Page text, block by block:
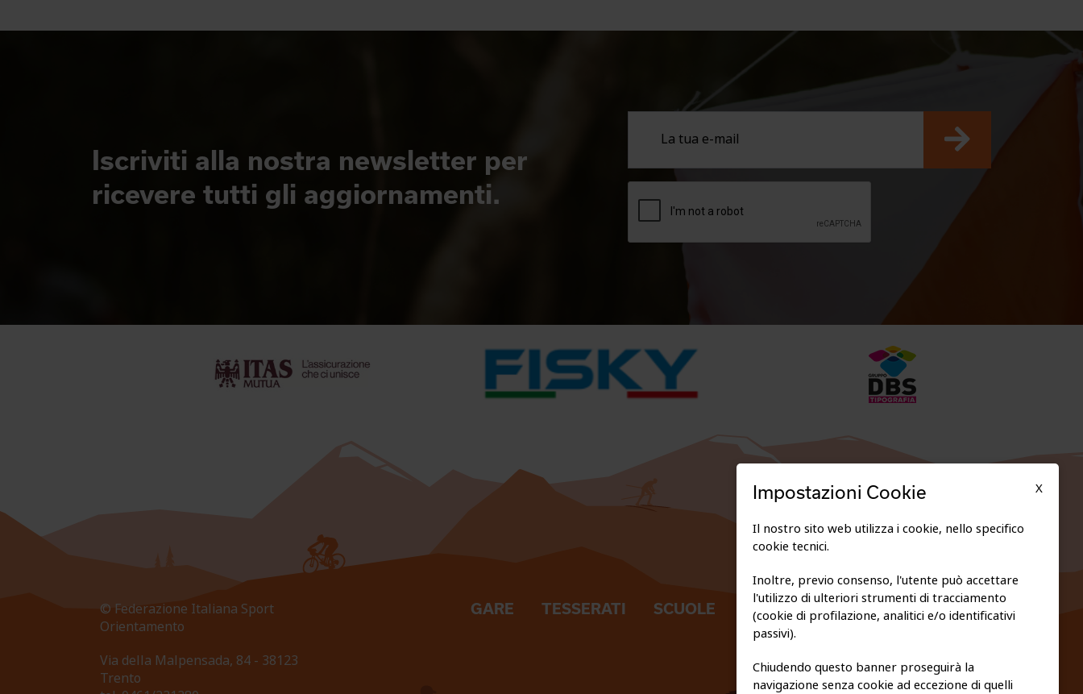
Iscriviti alla nostra newsletter per
ricevere tutti gli aggiornamenti.
© Federazione Italiana Sport
Orientamento
Via della Malpensada, 84 - 38123
Trento
GARE TESSERATI SCUOLE
FEDERAZIONE TRASPARENTE
PRIVACY E COOKIE POLICY
X
Impostazioni Cookie
Il nostro sito web utilizza i cookie, nello specifico
cookie tecnici.
Inoltre, previo consenso, l'utente può accettare
l'utilizzo di ulteriori strumenti di tracciamento
(cookie di profilazione, analitici e/o identificativi
passivi).
Chiudendo questo banner proseguirà la
navigazione senza cookie ad eccezione di quelli